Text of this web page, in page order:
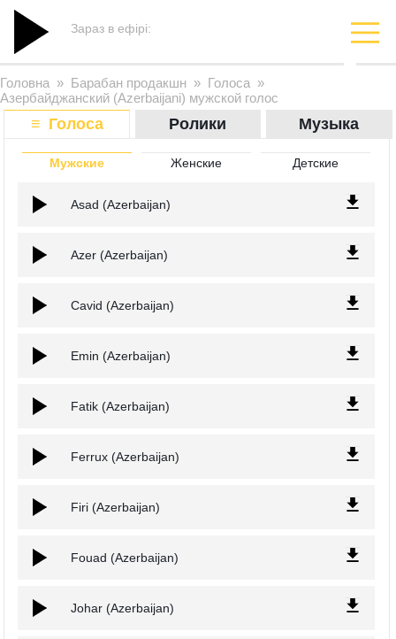
Зараз в ефірі:
Головна » Барабан продакшн » Голоса »
Азербайджанский (Azerbaijani) мужской голос
≡ Голоса Ролики Музыка
Мужские Женские Детские
Asad (Azerbaijan)
Azer (Azerbaijan)
Cavid (Azerbaijan)
Emin (Azerbaijan)
Fatik (Azerbaijan)
Ferrux (Azerbaijan)
Firi (Azerbaijan)
Fouad (Azerbaijan)
Johar (Azerbaijan)